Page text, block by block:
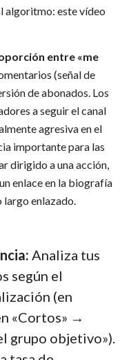
algoritmo: este vídeo
entre «me
(señal de
de abonados. Los
a seguir el canal
agresiva en el
importante para las
dirigido a una acción,
enlace en la biografía
enlazado.
Analiza tus
según el
(en
«Cortos» →
grupo objetivo»).